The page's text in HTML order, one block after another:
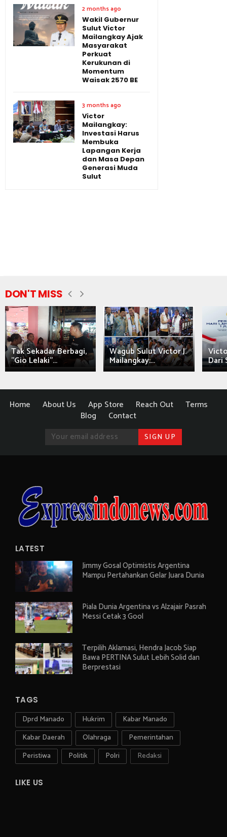
2 months ago
Wakil Gubernur
Sulut Victor
Mailangkay Ajak
Masyarakat
Perkuat
Kerukunan di
Momentum
Waisak 2570 BE
3 months ago
Victor
Mailangkay:
Investasi Harus
Membuka
Lapangan Kerja
dan Masa Depan
Generasi Muda
Sulut
DON'T MISS
Tak Sekadar Berbagi,
"Gio Lelaki"...
Wagub Sulut Victor J.
Mailangkay:... Dari
Home About Us App Store Reach Out
Terms
Blog
Contact
LATEST
Jimmy Gosal Optimistis Argentina
Mampu Pertahankan Gelar Juara Dunia
Piala Dunia Argentina vs Alzajair Pasrah
Messi Cetak 3 Gool
Terpilih Aklamasi, Hendra Jacob Siap
Bawa PERTINA Sulut Lebih Solid dan
Berprestasi
TAGS
Dprd Manado Hukrim
Kabar Manado
Kabar Daerah
Olahraga
Pemerintahan
Peristiwa
Politik Polri Redaksi
LIKE US